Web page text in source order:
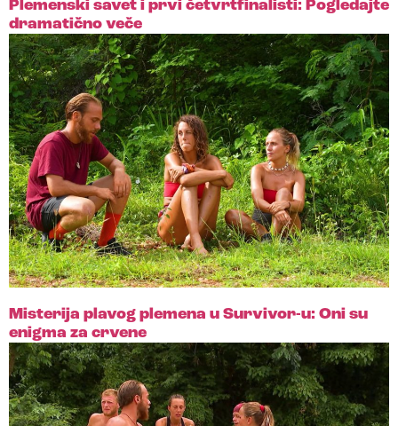
Plemenski savet i prvi četvrtfinalisti: Pogledajte
dramatično veče
Misterija plavog plemena u Survivor-u: Oni su
enigma za crvene